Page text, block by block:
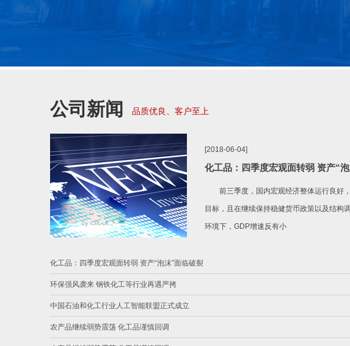
公司新闻 品质优良、客户至上
[2018-06-04]
化工品：四季度宏观面转弱 资产“
前三季度，国内宏观经济整体运行良好
目标，且在继续保持稳健货币政策以及结构
环境下，GDP增速反有小
化工品：四季度宏观面转弱 资产“泡沫”面临破裂
环保强风袭来 钢铁化工等行业再遇严拷
中国石油和化工行业人工智能联盟正式成立
农产品继续弱势震荡 化工品谨慎回调